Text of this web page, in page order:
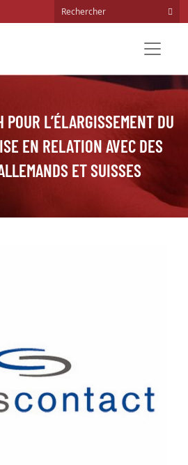
POUR L’ÉLARGISSEMENT DU
EN RELATION AVEC DES
ET SUISSES